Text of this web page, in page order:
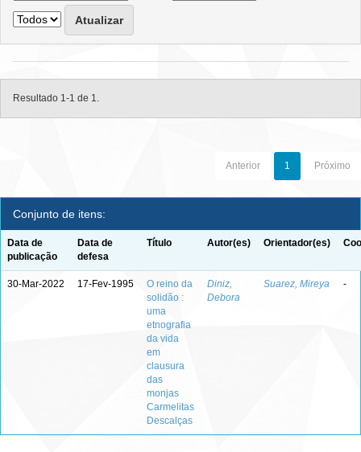
Resultado 1-1 de 1.
Anterior 1 Próximo
Conjunto de itens:
Data de
publicação
Data de
defesa
Título Autor(es) Orientador(es)
30-Mar-2022 17-Fev-1995
O reino da
solidão :
uma
etnografia
da vida
em
clausura
das
monjas
Carmelitas
Descalças
Diniz,
Debora
Suarez, Mireya -